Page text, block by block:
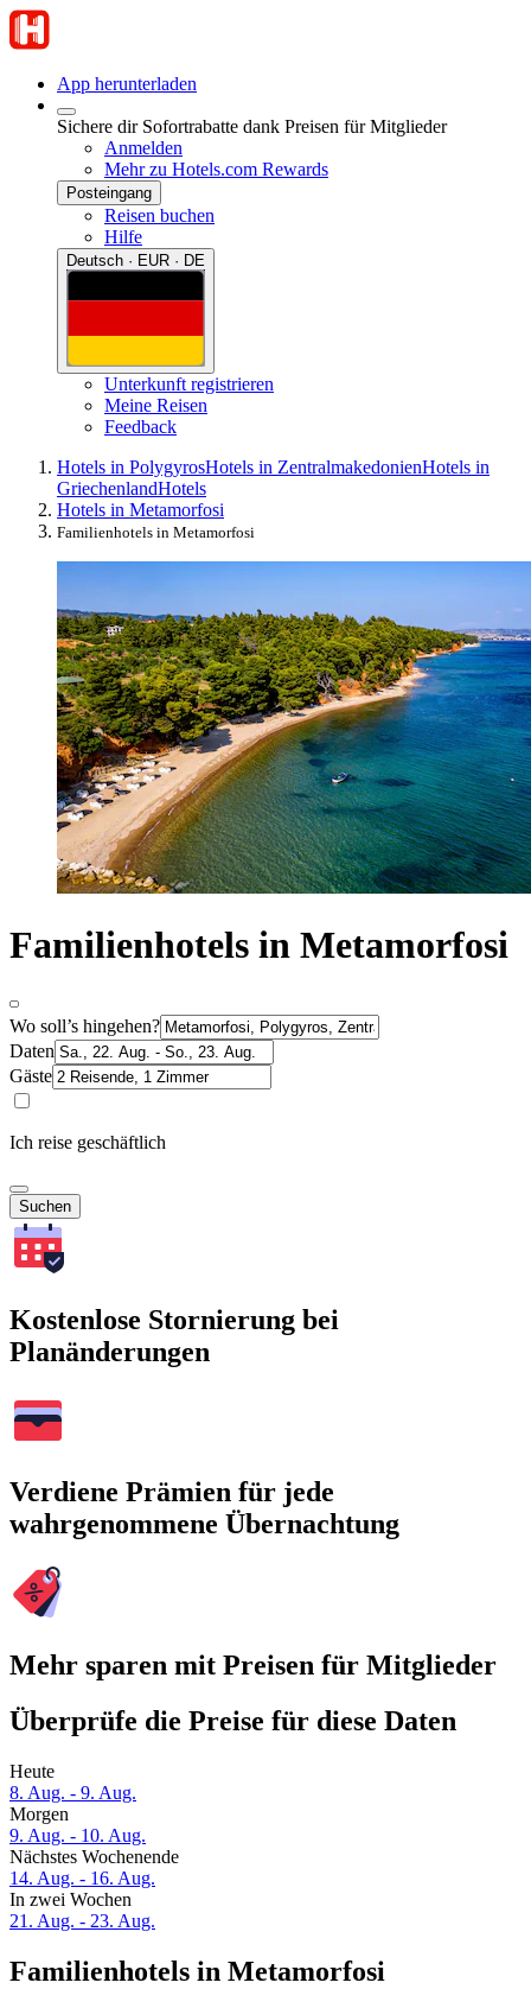
App herunterladen
Sichere dir Sofortrabatte dank Preisen für Mitglieder
Anmelden
Mehr zu Hotels.com Rewards
Posteingang
Reisen buchen
Hilfe
Deutsch · EUR · DE
Unterkunft registrieren
Meine Reisen
Feedback
Hotels in PolygyrosHotels in ZentralmakedonienHotels in
GriechenlandHotels
Hotels in Metamorfosi
Familienhotels in Metamorfosi
Familienhotels in Metamorfosi
Wo soll’s hingehen?
Daten
Gäste
Ich reise geschäftlich
Suchen
Kostenlose Stornierung bei
Planänderungen
Verdiene Prämien für jede
wahrgenommene Übernachtung
Mehr sparen mit Preisen für Mitglieder
Überprüfe die Preise für diese Daten
Heute
8. Aug. - 9. Aug.
Morgen
9. Aug. - 10. Aug.
Nächstes Wochenende
14. Aug. - 16. Aug.
In zwei Wochen
21. Aug. - 23. Aug.
Familienhotels in Metamorfosi